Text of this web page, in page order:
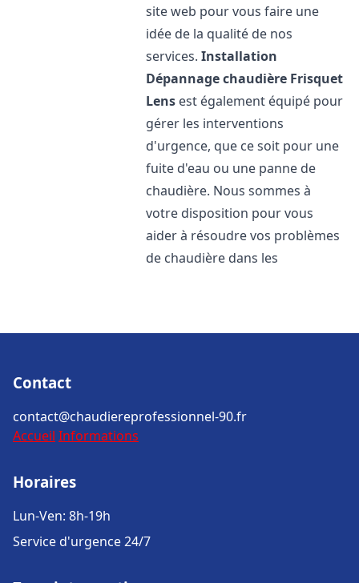
site web pour vous faire une
idée de la qualité de nos
services.Installation
Dépannage chaudière Frisquet
Lens est également équipé pour
gérer les interventions
d'urgence, que ce soit pour une
fuite d'eau ou une panne de
chaudière. Nous sommes à
votre disposition pour vous
aider à résoudre vos problèmes
de chaudière dans les
Contact
contact@chaudiereprofessionnel-90.fr
Accueil Informations
Horaires
Lun-Ven: 8h-19h
Service d'urgence 24/7